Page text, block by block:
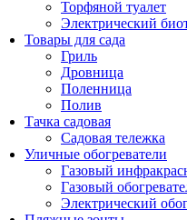
Торфяной туалет
Электрический
Товары для сада
Гриль
Дровница
Поленница
Полив
Тачка садовая
Садовая тележка
Уличные обогреватели
Газовый
Газовый
Электрический